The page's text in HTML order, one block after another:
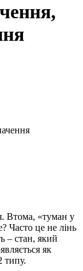
Втома, «туман у
Часто це не лінь
– стан, який
як
типу.